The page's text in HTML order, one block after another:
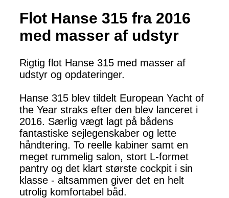
Flot Hanse 315 fra 2016
med masser af udstyr
Rigtig flot Hanse 315 med masser af
udstyr og opdateringer.
Hanse 315 blev tildelt European Yacht of
the Year straks efter den blev lanceret i
2016. Særlig vægt lagt på bådens
fantastiske sejlegenskaber og lette
håndtering. To reelle kabiner samt en
meget rummelig salon, stort L-formet
pantry og det klart største cockpit i sin
klasse - altsammen giver det en helt
utrolig komfortabel båd.